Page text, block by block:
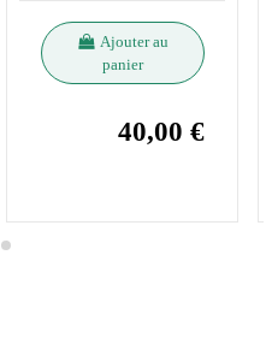
Ajouter au
panier
40,00 €